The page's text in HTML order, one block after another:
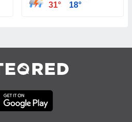
31° 18°